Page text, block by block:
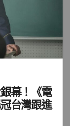
幕！《電
台灣跟進